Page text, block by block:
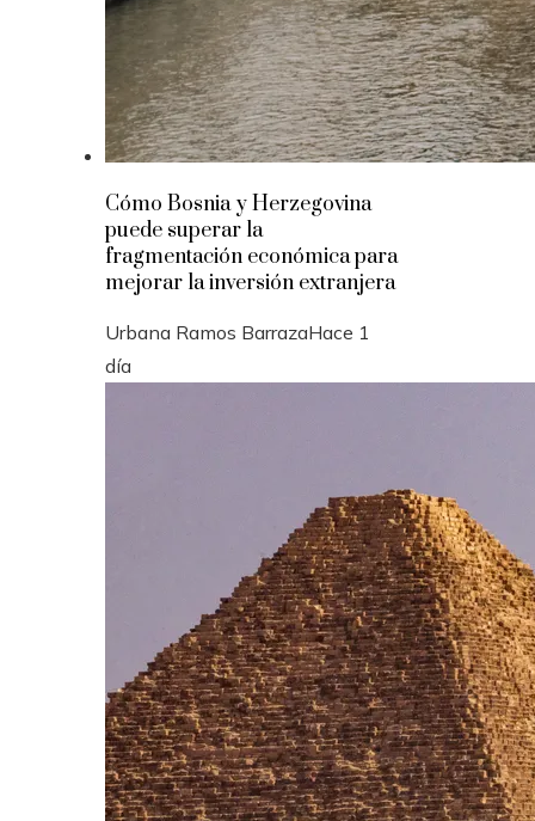
Cómo Bosnia y Herzegovina
puede superar la
fragmentación económica para
mejorar la inversión extranjera
Urbana Ramos BarrazaHace 1
día